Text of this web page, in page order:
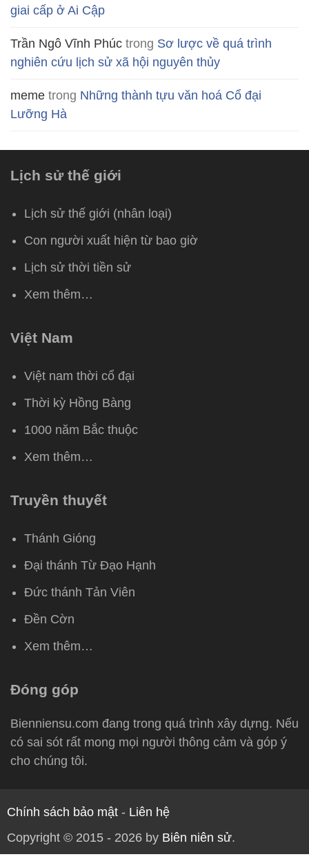
giai cấp ở Ai Cập
Trần Ngô Vĩnh Phúc trong Sơ lược về quá trình
nghiên cứu lịch sử xã hội nguyên thủy
meme trong Những thành tựu văn hoá Cổ đại
Lưỡng Hà
Lịch sử thế giới
Lịch sử thế giới (nhân loại)
Con người xuất hiện từ bao giờ
Lịch sử thời tiền sử
Xem thêm…
Việt Nam
Việt nam thời cổ đại
Thời kỳ Hồng Bàng
1000 năm Bắc thuộc
Xem thêm…
Truyền thuyết
Thánh Gióng
Đại thánh Từ Đạo Hạnh
Đức thánh Tản Viên
Đền Cờn
Xem thêm…
Đóng góp
Bienniensu.com đang trong quá trình xây dựng. Nếu
có sai sót rất mong mọi người thông cảm và góp ý
cho chúng tôi.
Chính sách bảo mật - Liên hệ
Copyright © 2015 - 2026 by Biên niên sử.